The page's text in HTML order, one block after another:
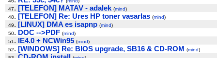
47. [TELEFON] MATAV - adalek (mind)
48. [TELEFON] Re: Ures HP toner vasarlas (mind)
49. [LINUX] DMA es isapnp (mind)
50. DOC -->PDF (mind)
51 . IE4.0 + NCWin95 (mind)
52. [WINDOWS] Re: BIOS upgrade, SB16 & CD-ROM (mind)